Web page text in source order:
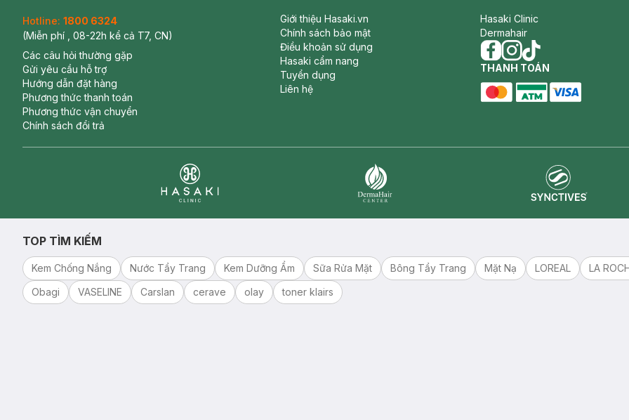
Hotline: 1800 6324
(Miễn phí , 08-22h kể cả T7, CN)
Các câu hỏi thường gặp
Gửi yêu cầu hỗ trợ
Hướng dẫn đặt hàng
Phương thức thanh toán
Phương thức vận chuyển
Chính sách đổi trả
Giới thiệu Hasaki.vn
Chính sách bảo mật
Điều khoản sử dụng
Hasaki cẩm nang
Tuyển dụng
Liên hệ
Hasaki Clinic
Dermahair
facebook
instagram
tiktok
THANH TOÁN
TOP TÌM KIẾM
Kem Chống Nắng Nước Tẩy Trang Kem Dưỡng Ẩm Sữa Rửa Mặt Bông Tẩy Trang Mặt Nạ LOREAL LA
Obagi
VASELINE Carslan cerave olay toner klairs